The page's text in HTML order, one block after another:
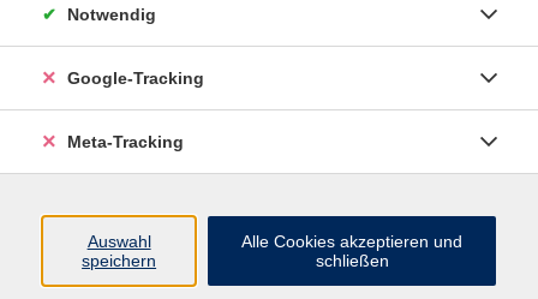
Über uns
Notwendig
Google-Tracking
Meta-Tracking
Auswahl
speichern
Alle Cookies akzeptieren und
schließen